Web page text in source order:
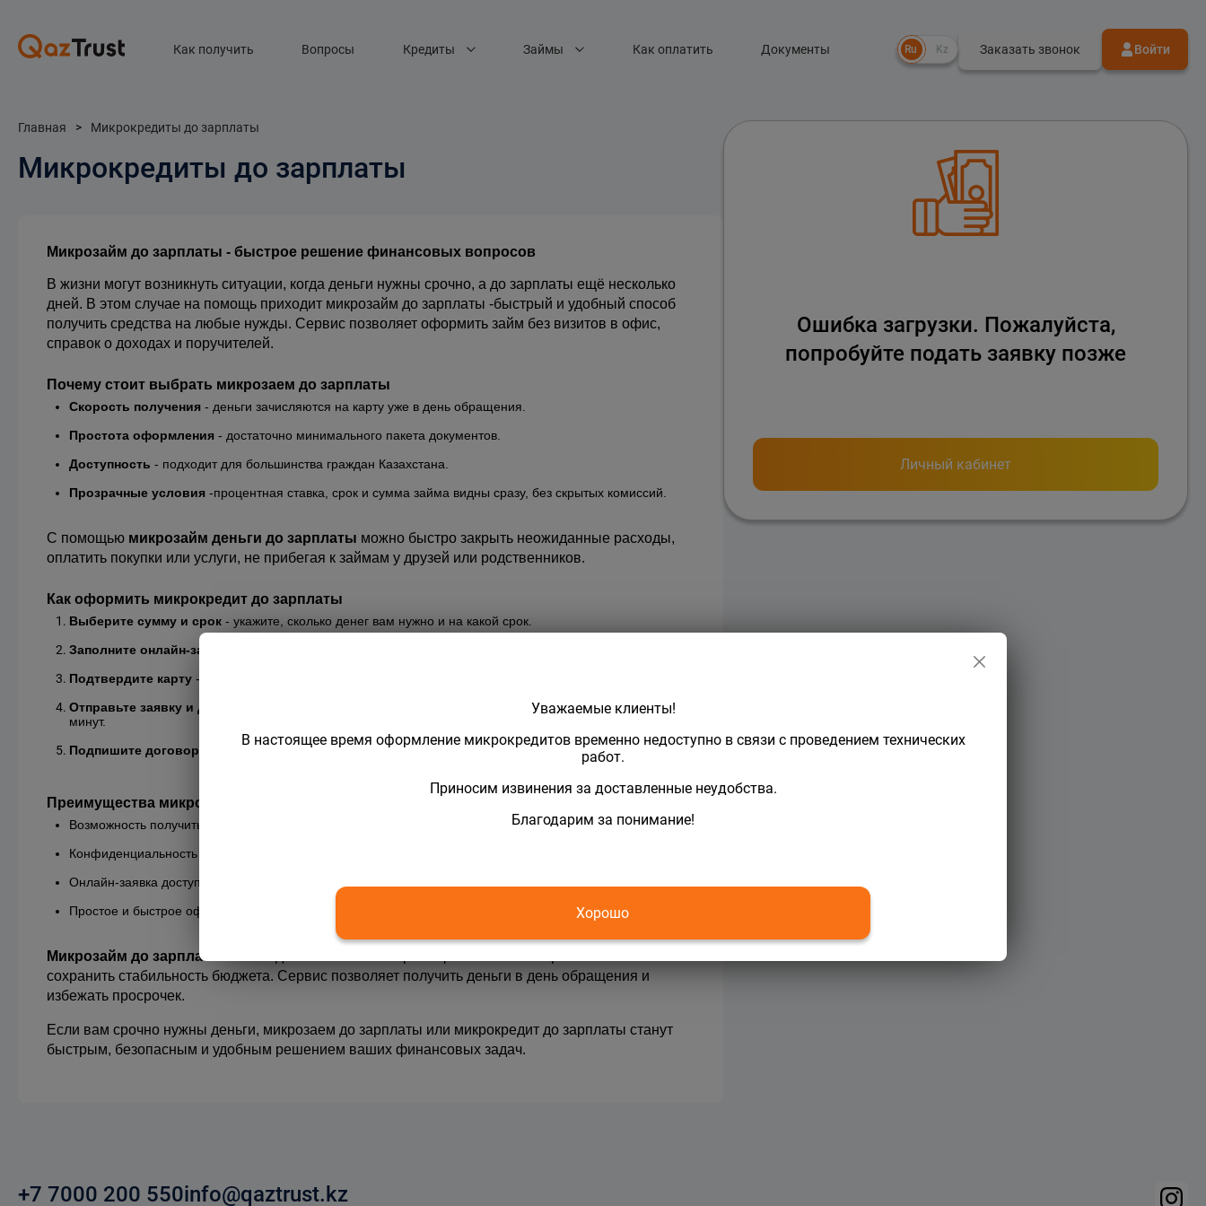
Как получить Вопросы Кредиты Займы Как оплатить Документы Ru Kz Заказать звонок Войти
Главная > Микрокредиты до зарплаты
Микрокредиты до зарплаты
Микрозайм до зарплаты - быстрое решение финансовых вопросов
В жизни могут возникнуть ситуации, когда деньги нужны срочно, а до зарплаты ещё несколько
дней. В этом случае на помощь приходит микрозайм до зарплаты -быстрый и удобный способ
получить средства на любые нужды. Сервис позволяет оформить займ без визитов в офис,
справок о доходах и поручителей.
Почему стоит выбрать микрозаем до зарплаты
Скорость получения - деньги зачисляются на карту уже в день обращения.
Простота оформления - достаточно минимального пакета документов.
Доступность - подходит для большинства граждан Казахстана.
Прозрачные условия -процентная ставка, срок и сумма займа видны сразу, без скрытых комиссий.
С помощью микрозайм деньги до зарплаты можно быстро закрыть неожиданные расходы,
оплатить покупки или услуги, не прибегая к займам у друзей или родственников.
Как оформить микрокредит до зарплаты
Выберите сумму и срок - укажите, сколько денег вам нужно и на какой срок.
Заполните онлайн-заявку
Подтвердите карту - привяжите банковскую карту для зачисления средств.
Отправьте заявку и дождитесь решения
- ответ приходит быстро, обычно в течение нескольких
минут.
Подпишите договор и получите деньги
- средства зачисляются сразу после одобрения.
Преимущества микрокредита до зарплаты
Возможность получить займ без залога и поручителей.
Конфиденциальность данных и безопасность транзакций.
Онлайн-заявка доступна 24/7, в любое время дня и ночи.
Простое и быстрое оформление, без лишней бюрократии.
Микрозайм до зарплаты
сохранить стабильность бюджета. Сервис позволяет получить деньги в день обращения и
избежать просрочек.
Если вам срочно нужны деньги, микрозаем до зарплаты или микрокредит до зарплаты станут
быстрым, безопасным и удобным решением ваших финансовых задач.
Ошибка загрузки. Пожалуйста,
попробуйте подать заявку позже
Личный кабинет
+7 7000 200 550info@qaztrust.kz
Уважаемые клиенты!
В настоящее время оформление микрокредитов временно недоступно в связи с проведением технических
работ.
Приносим извинения за доставленные неудобства.
Благодарим за понимание!
Хорошо